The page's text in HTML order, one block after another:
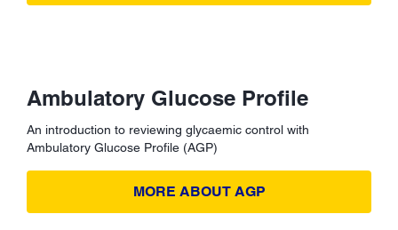
Ambulatory Glucose Profile
An introduction to reviewing glycaemic control with
Ambulatory Glucose Profile (AGP)
MORE ABOUT AGP